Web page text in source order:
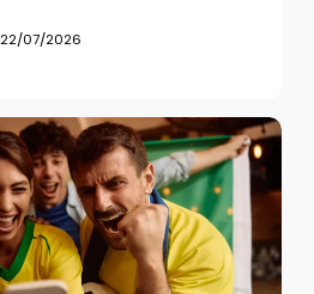
22/07/2026